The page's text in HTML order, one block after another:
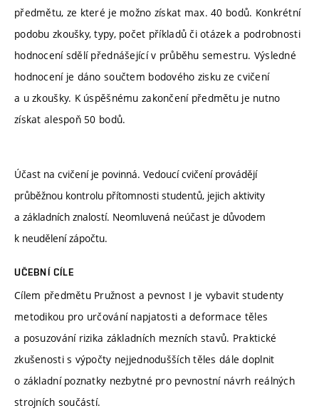
předmětu, ze které je možno získat max. 40 bodů. Konkrétní
podobu zkoušky, typy, počet příkladů či otázek a podrobnosti
hodnocení sdělí přednášející v průběhu semestru. Výsledné
hodnocení je dáno součtem bodového zisku ze cvičení
a u zkoušky. K úspěšnému zakončení předmětu je nutno
získat alespoň 50 bodů.
Účast na cvičení je povinná. Vedoucí cvičení provádějí
průběžnou kontrolu přítomnosti studentů, jejich aktivity
a základních znalostí. Neomluvená neúčast je důvodem
k neudělení zápočtu.
UČEBNÍ CÍLE
Cílem předmětu Pružnost a pevnost I je vybavit studenty
metodikou pro určování napjatosti a deformace těles
a posuzování rizika základních mezních stavů. Praktické
zkušenosti s výpočty nejjednodušších těles dále doplnit
o základní poznatky nezbytné pro pevnostní návrh reálných
strojních součástí.